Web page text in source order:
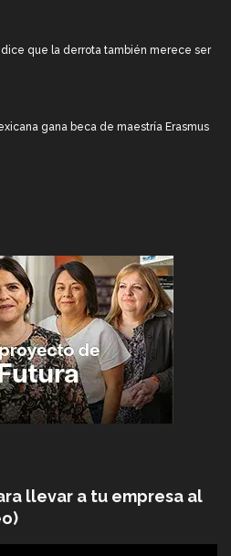
que la derrota también merece ser
gana beca de maestría Erasmus
llevar a tu empresa al